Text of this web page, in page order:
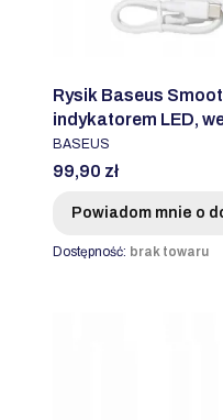
Rysik Baseus
indykatorem LED,
PRODUCENT
BASEUS
Cena
99,90 zł
Powiadom mnie o
Dostępność: brak towaru